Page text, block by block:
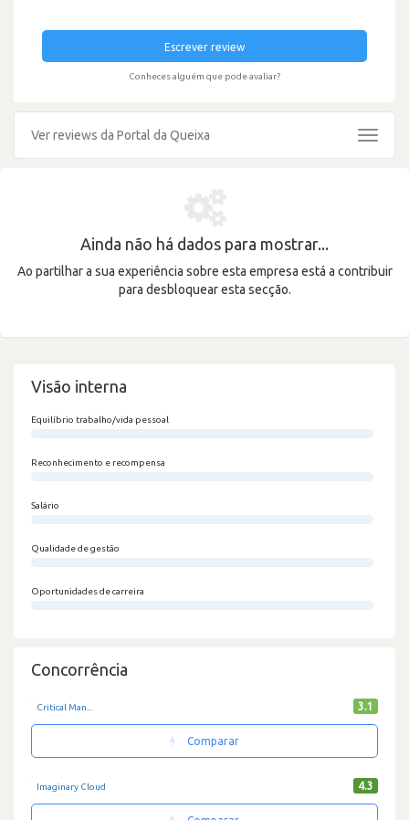
Escrever review
Conheces alguém que pode avaliar?
Ver reviews da Portal da Queixa
Toggle
Ainda não há dados para mostrar...
Ao partilhar a sua experiência sobre esta empresa está a contribuir
para desbloquear esta secção.
Visão interna
Equilíbrio trabalho/vida pessoal
Reconhecimento e recompensa
Salário
Qualidade de gestão
Oportunidades de carreira
Concorrência
Critical Man... 3.1
Comparar
Imaginary Cloud 4.3